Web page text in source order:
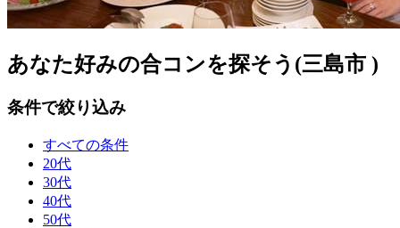
あなた好みの合コンを探そう(三島市 )
条件で絞り込み
すべての条件
20代
30代
40代
50代